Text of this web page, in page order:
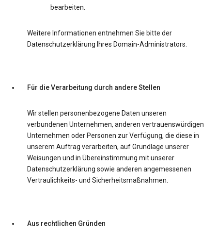
bearbeiten.
Weitere Informationen entnehmen Sie bitte der
Datenschutzerklärung Ihres Domain-Administrators.
Für die Verarbeitung durch andere Stellen
Wir stellen personenbezogene Daten unseren
verbundenen Unternehmen, anderen vertrauenswürdigen
Unternehmen oder Personen zur Verfügung, die diese in
unserem Auftrag verarbeiten, auf Grundlage unserer
Weisungen und in Übereinstimmung mit unserer
Datenschutzerklärung sowie anderen angemessenen
Vertraulichkeits- und Sicherheitsmaßnahmen.
Aus rechtlichen Gründen